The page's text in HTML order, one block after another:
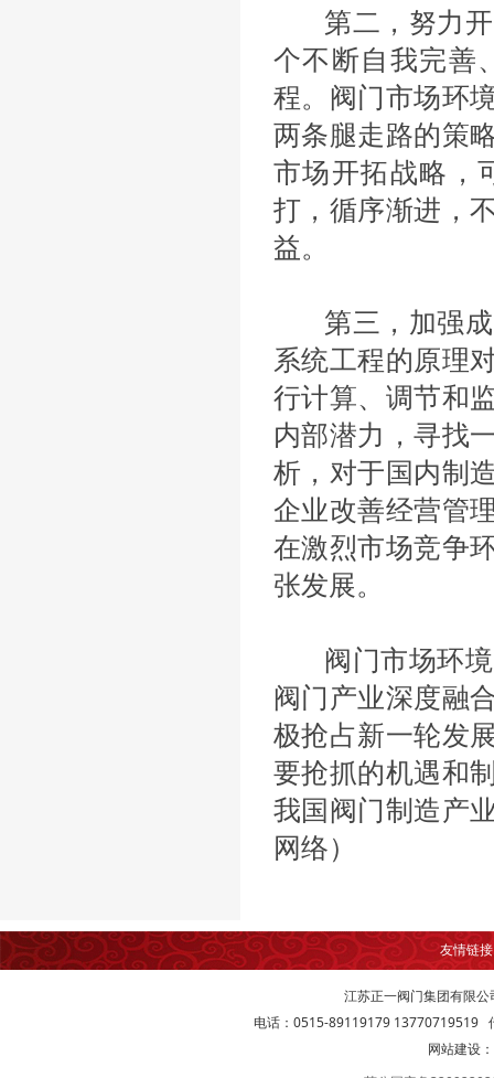
第二，努力
个不断自我完善
程。阀门市场环
两条腿走路的策
市场开拓战略，
打，循序渐进，
益。
第三，加强
系统工程的原理
行计算、调节和
内部潜力，寻找
析，对于国内制
企业改善经营管
在激烈市场竞争
张发展。
阀门市场环
阀门产业深度融
极抢占新一轮发
要抢抓的机遇和
我国阀门制造产
网络）
友情链
江苏正一阀门集团有限公
电话：0515-89119179 13770719519
网站建设：